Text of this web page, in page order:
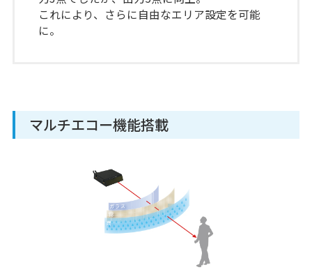
これにより、さらに自由なエリア設定を可能
に。
マルチエコー機能搭載